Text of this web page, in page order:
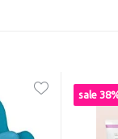
sale